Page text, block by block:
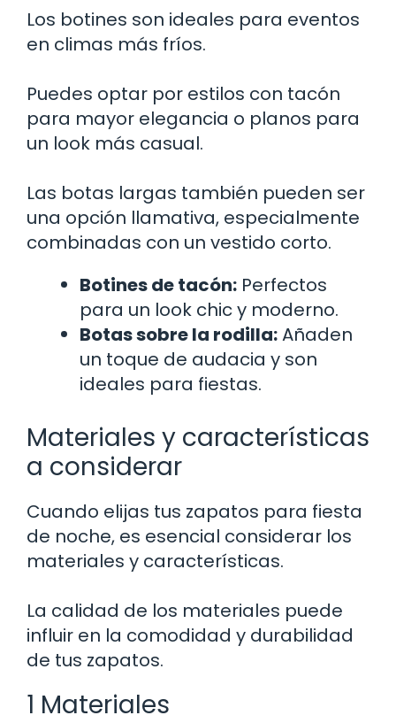
Los botines son ideales para eventos
en climas más fríos.
Puedes optar por estilos con tacón
para mayor elegancia o planos para
un look más casual.
Las botas largas también pueden ser
una opción llamativa, especialmente
combinadas con un vestido corto.
Botines de tacón: Perfectos
para un look chic y moderno.
Botas sobre la rodilla:Añaden
un toque de audacia y son
ideales para fiestas.
Materiales y características
a considerar
Cuando elijas tus zapatos para fiesta
de noche, es esencial considerar los
materiales y características.
La calidad de los materiales puede
influir en la comodidad y durabilidad
de tus zapatos.
1 Materiales